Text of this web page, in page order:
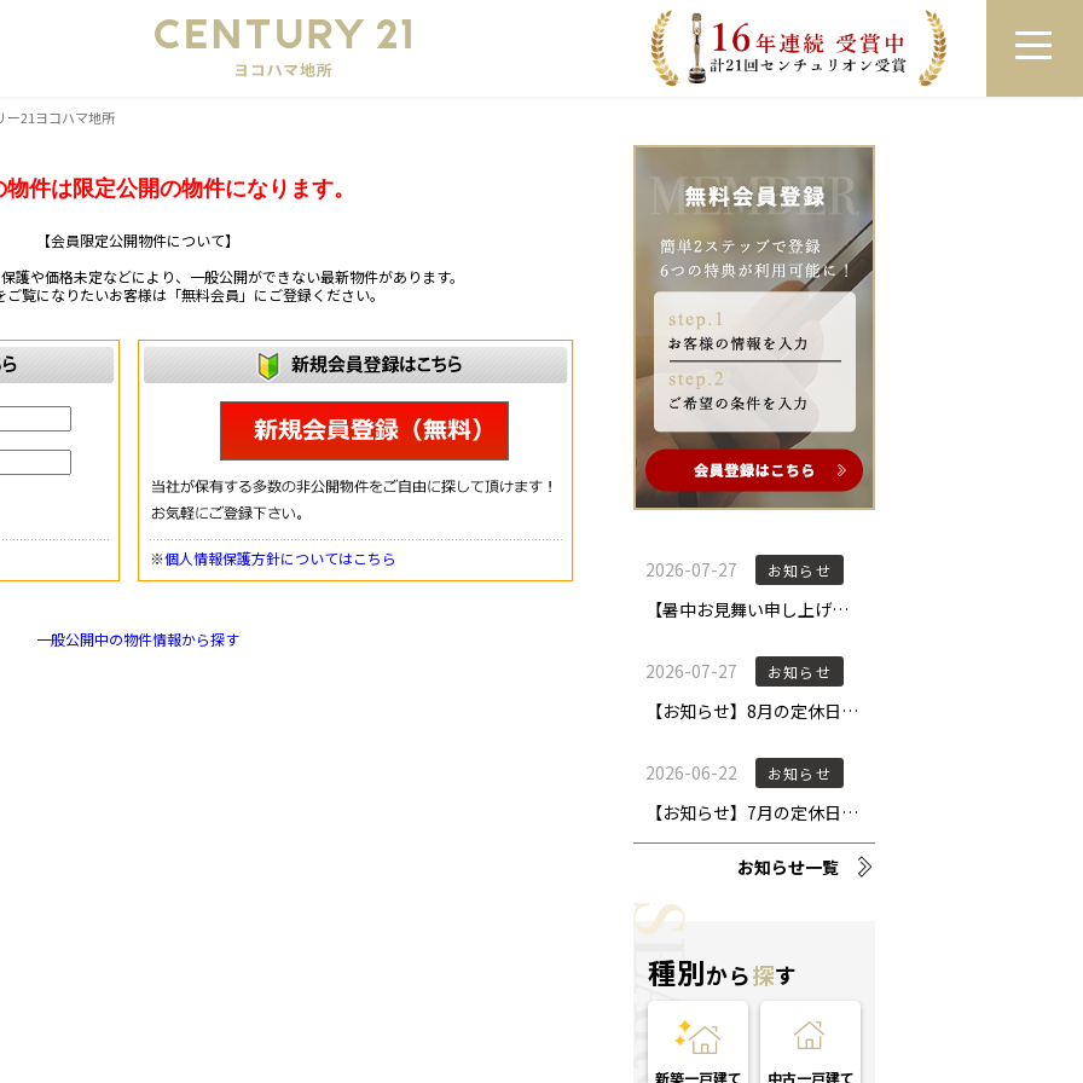
ー21ヨコハマ地所
ログイン 来店予約 LINEで相談
物件は限定公開の物件になります。
【会員限定公開物件について】
護や価格未定などにより、一般公開ができない最新物件があります。
ご覧になりたいお客様は「無料会員」にご登録ください。
※個人情報保護方針についてはこちら
一般公開中の物件情報から探す
お知らせ一覧
種別から探す
新築一戸建て 中古一戸建て